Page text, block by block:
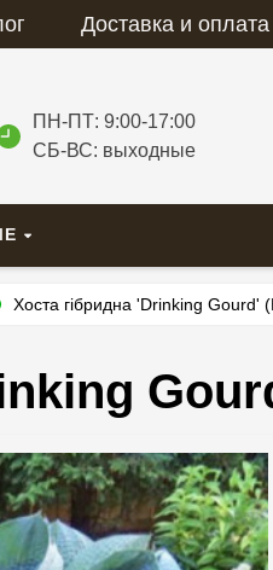
Доставка и оплата
ПН-ПТ: 9:00-17:00
СБ-ВС: выходные
Хоста гібридна 'Drinking Gourd'